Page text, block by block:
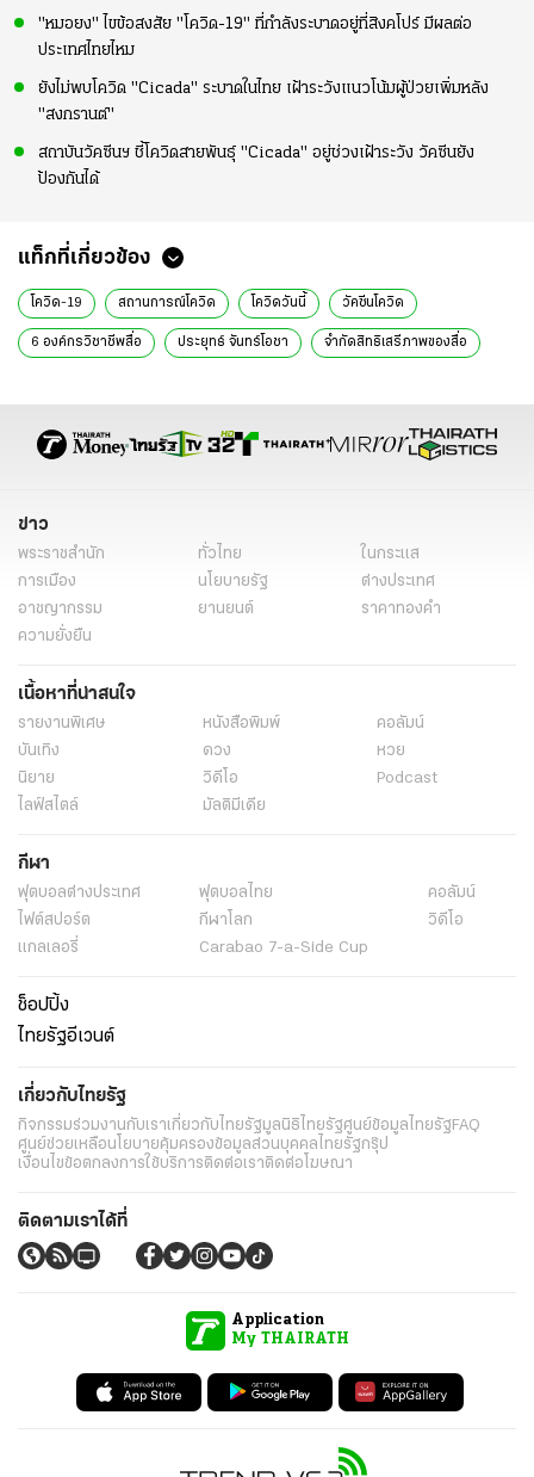
"หมอยง" ไขข้อสงสัย "โควิด-19" ที่กำลังระบาดอยู่ที่สิงคโปร์ มีผลต่อ
ประเทศไทยไหม
ยังไม่พบโควิด "Cicada" ระบาดในไทย เฝ้าระวังแนวโน้มผู้ป่วยเพิ่มหลัง
"สงกรานต์"
สถาบันวัคซีนฯ ชี้โควิดสายพันธุ์ "Cicada" อยู่ช่วงเฝ้าระวัง วัคซีนยัง
ป้องกันได้
แท็กที่เกี่ยวข้อง
โควิด-19 สถานการณ์โควิด โควิดวันนี้ วัคซีนโควิด
6 องค์กรวิชาชีพสื่อ ประยุทธ์ จันทร์โอชา จำกัดสิทธิเสรีภาพของสื่อ
ข่าว
พระราชสำนัก ทั่วไทย
ในกระแส
การเมือง
นโยบายรัฐ
ต่างประเทศ
อาชญากรรม
ยานยนต์
ราคาทองคำ
ความยั่งยืน
เนื้อหาที่น่าสนใจ
รายงานพิเศษ หนังสือพิมพ์
คอลัมน์
บันเทิง
ดวง
หวย
นิยาย
วิดีโอ
Podcast
ไลฟ์สไตล์
มัลติมีเดีย
กีฬา
ฟุตบอลต่่างประเทศ ฟุตบอลไทย
คอลัมน์
ไฟต์สปอร์ต
กีฬาโลก
วิดีโอ
แกลเลอรี่
Carabao 7-a-Side Cup
ช็อปปิ้ง
ไทยรัฐอีเวนต์
เกี่ยวกับไทยรัฐ
กิจกรรมร่วมงานกับเราเกี่ยวกับไทยรัฐมูลนิธิไทยรัฐศูนย์ข้อมูลไทยรัฐFAQ
ศูนย์ช่วยเหลือนโยบายคุ้มครองข้อมูลส่วนบุคคลไทยรัฐกรุ๊ป
เงื่อนไขข้อตกลงการใช้บริการติดต่อเราติดต่อโฆษณา
ติดตามเราได้ที่
Application
My THAIRATH